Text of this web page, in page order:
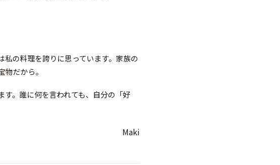
の料理を誇りに思っています。家族の
だから。
。誰に何を言われても、自分の「好
Maki